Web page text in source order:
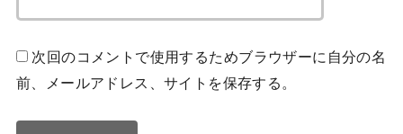
次回のコメントで使用するためブラウザーに自分の名
前、メールアドレス、サイトを保存する。